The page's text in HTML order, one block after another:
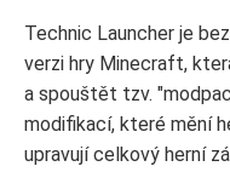
Technic Launcher je
verzi hry Minecraft,
a spouštět tzv.
modifikací, které mění
upravují celkový herní